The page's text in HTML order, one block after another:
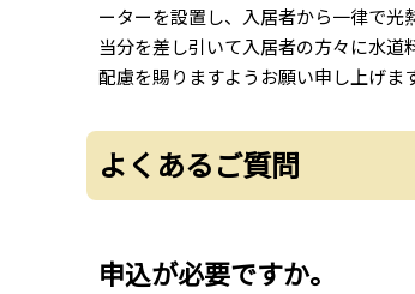
ーターを設置し、入居者から一律で
当分を差し引いて入居者の方々に水
配慮を賜りますようお願い申し上げま
よくあるご質問
申込が必要ですか。